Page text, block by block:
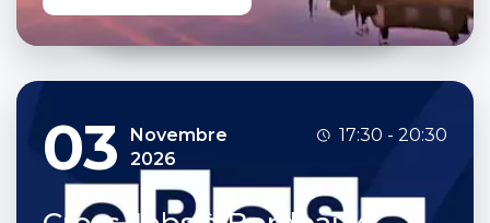
03
Novembre
2026
17:30 - 20:30